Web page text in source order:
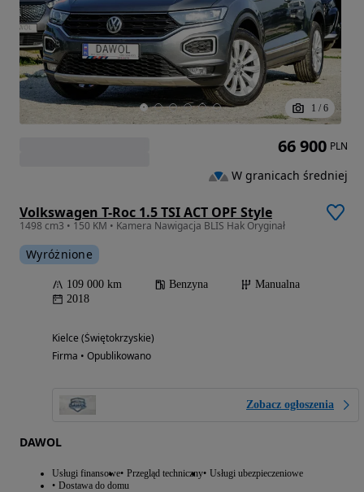
1 / 6
Volkswagen T-Roc 1.5 TSI ACT OPF Style
1498 cm3 • 150 KM • Kamera Nawigacja BLIS Hak Oryginał
Wyróżnione
109 000 km Benzyna
Manualna
2018
Kielce (Świętokrzyskie)
Firma • Opublikowano
Zobacz ogłoszenia
DAWOL
Usługi finansowe Przegląd techniczny Usługi ubezpieczeniowe
Dostawa do domu
66 900 PLN
W granicach średniej